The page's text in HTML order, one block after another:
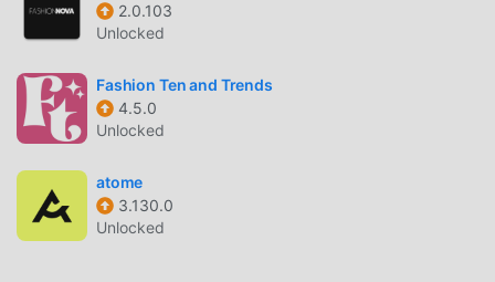
deneyim ve daha güçlü işlevler sağlar. Sadece
TrackChecker Mobile 2.29.3 indirip kurmanız yeterlidir,
tüm fonksiyonları kolayca deneyimleyebilirsiniz ve
tamamen ücretsizdir! Ayrıca moddroid, hayranların
birbirleriyle deneyim alışverişinde bulunmaları,
uygulamada karşılaştıkları mutlulukları paylaşmaları için
shopping uygulamasını da destekler, ne bekliyorsunuz,
hemen gelin ve indirin
2.0.103
Unlocked
Fashion Ten and Trends
4.5.0
Unlocked
atome
3.130.0
Unlocked